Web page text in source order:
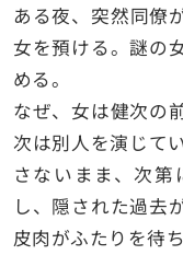
ある夜、突然同僚
女を預ける。謎の
める。
なぜ、女は健次の
次は別人を演じて
さないまま、次
し、隠された過去
皮肉がふたりを待